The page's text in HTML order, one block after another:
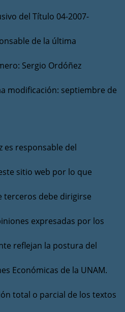
del Título 04-2007-
de la última
Sergio Ordóñez
modificación: septiembre de
es responsable del
sitio web por lo que
terceros debe dirigirse
expresadas por los
reflejan la postura del
Económicas de la UNAM.
total o parcial de los textos